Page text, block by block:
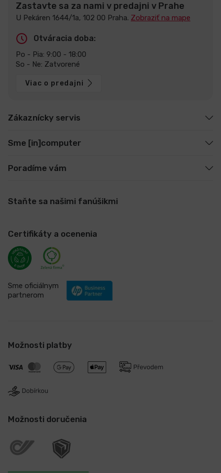
Zastavte sa za nami v predajni v Prahe
U Pekáren 1644/1a, 102 00 Praha. Zobraziť na mape
Otváracia doba:
Po - Pia: 9:00 - 18:00
So - Ne: Zatvorené
Viac o predajni
Zákaznícky servis
Sme [in]computer
Poradíme vám
Staňte sa našimi fanúšikmi
Certifikáty a ocenenia
Sme oficiálnym
partnerom
Možnosti platby
Možnosti doručenia